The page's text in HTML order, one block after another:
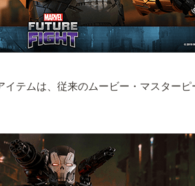
テムは、従来のムービー・マスター